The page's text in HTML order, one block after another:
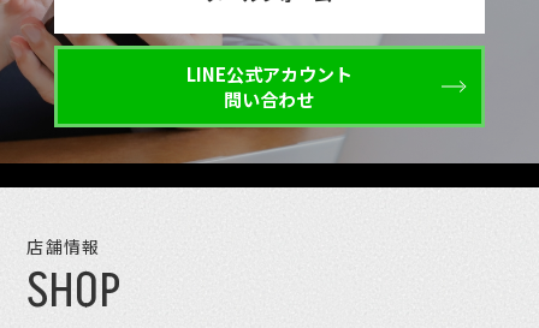
LINE公式アカウント
問い合わせ
店舗情報
SHOP